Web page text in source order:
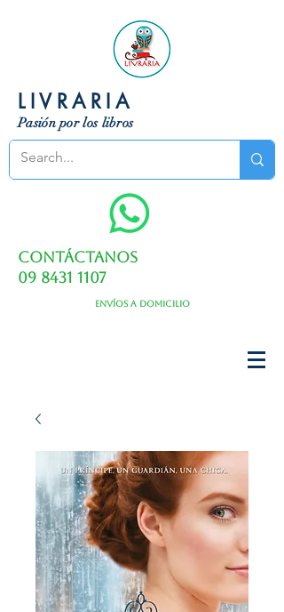
LIVRARIA
Pasión por los libros
Contáctanos
09 8431 1107
Envíos a domicilio